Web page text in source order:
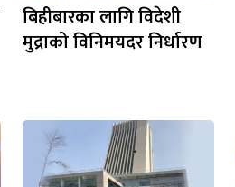
बिहीबारका लागि विदेशी
मुद्राको विनिमयदर निर्धारण